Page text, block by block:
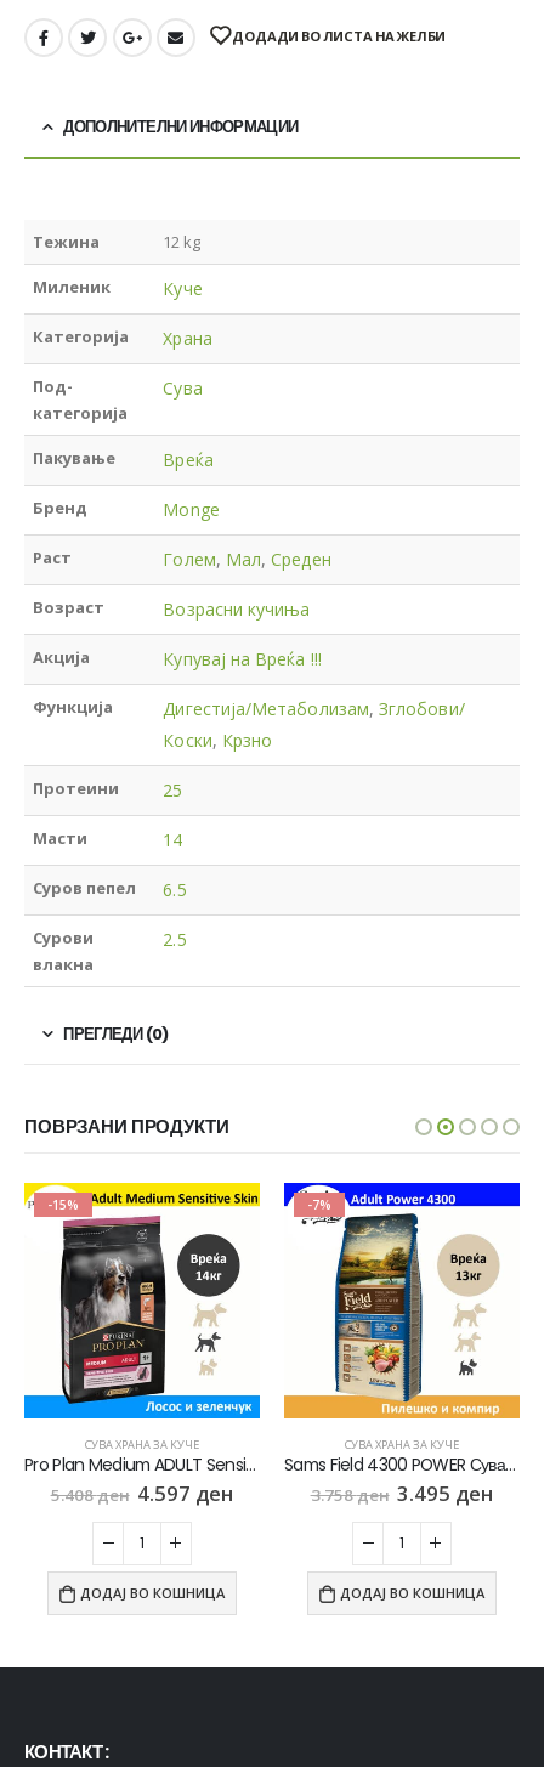
ДОДАДИ ВО ЛИСТА НА ЖЕЛБИ
ДОПОЛНИТЕЛНИ ИНФОРМАЦИИ
Тежина 12 kg
Миленик Куче
Категорија Храна
Под-
категорија
Сува
Пакување Вреќа
Бренд Monge
Раст Голем, Мал,Среден
Возраст Возрасни кучиња
Акција Купувај на Вреќа !!!
Функција Дигестија/Метаболизам,Зглобови/
Коски, Крзно
Протеини 25
Масти 14
Суров пепел 6.5
Сурови
влакна
2.5
ПРЕГЛЕДИ (0)
ПОВРЗАНИ ПРОДУКТИ
-15%
СУВА ХРАНА ЗА КУЧЕ
Pro Plan Medium ADULT Sensitive Skin Сува храна за Возрасни кучиња од Среден раст со Лосос [Вреќа 14кг]
5.408ден 4.597 ден
ДОДАЈ ВО КОШНИЦА
-7%
СУВА ХРАНА ЗА КУЧЕ
Sams Field 4300 POWER Сува храна за Активни кучиња со Пилешко и компир [Вреќа 13кг]
3.758ден 3.495 ден
ДОДАЈ ВО КОШНИЦА
КОНТАКТ :